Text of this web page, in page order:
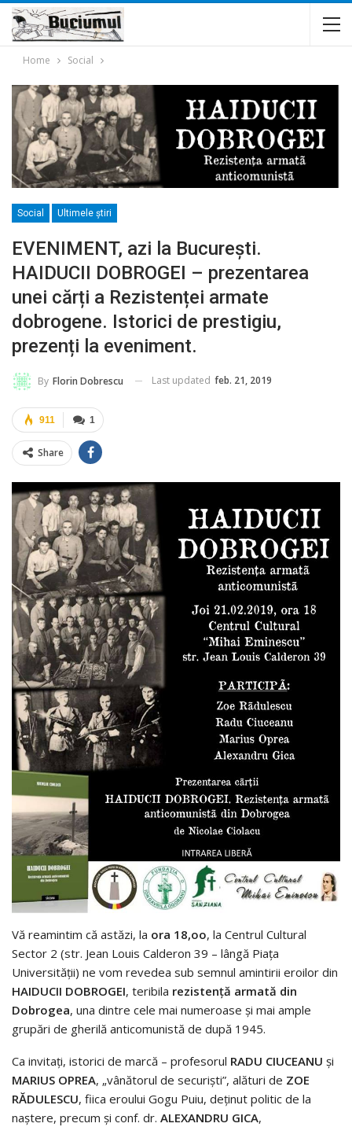
Home Social
Social Ultimele ştiri
EVENIMENT, azi la București.
HAIDUCII DOBROGEI – prezentarea
unei cărți a Rezistenței armate
dobrogene. Istorici de prestigiu,
prezenți la eveniment.
By Florin Dobrescu Last updated feb. 21, 2019
1
911
Share
Vă reamintim că astăzi, la ora 18,oo, la Centrul Cultural
Sector 2 (str. Jean Louis Calderon 39 – lângă Piața
Universității) ne vom revedea sub semnul amintirii eroilor din
HAIDUCII DOBROGEI, teribila rezistență armată din
Dobrogea, una dintre cele mai numeroase și mai ample
grupări de gherilă anticomunistă de după 1945.
Ca invitați, istorici de marcă – profesorul RADU CIUCEANU și
MARIUS OPREA, „vânătorul de securiști”, alături de ZOE
RĂDULESCU, fiica eroului Gogu Puiu, deținut politic de la
naștere, precum și conf. dr. ALEXANDRU GICA,